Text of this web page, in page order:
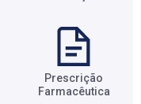
Prescrição
Farmacêutica​